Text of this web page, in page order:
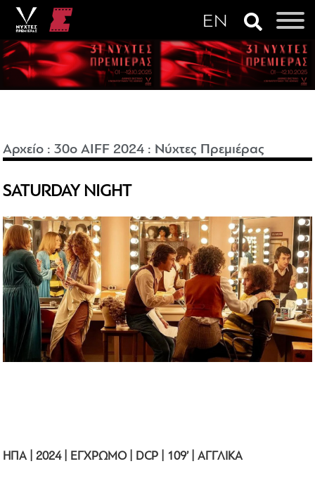
Αρχείο :30o AIFF 2024 : Νύχτες Πρεμιέρας
SATURDAY NIGHT
ΗΠΑ | 2024 | ΕΓΧΡΩΜΟ | DCP | 109’ | ΑΓΓΛΙΚΑ